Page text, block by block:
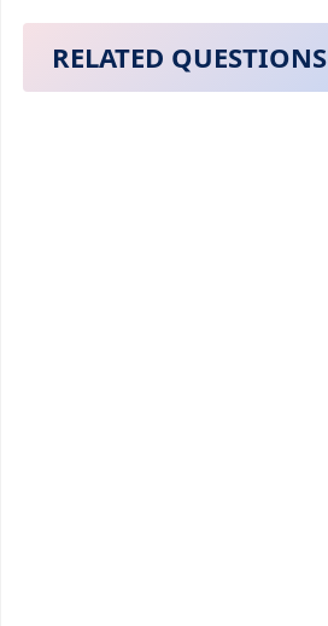
RELATED QUESTIONS